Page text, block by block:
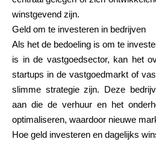
winstgevend zijn.
Geld om te investeren in bedrijven
Als het de bedoeling is om te
is in de vastgoedsector, kan het
startups in de vastgoedmarkt of
slimme strategie zijn. Deze
aan die de verhuur en het
optimaliseren, waardoor nieuwe
Hoe geld investeren en dagelijks